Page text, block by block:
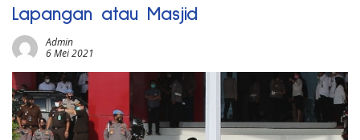
Lapangan atau Masjid
Admin
6 Mei 2021